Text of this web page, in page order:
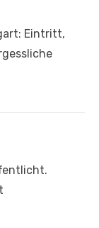
Eintritt,